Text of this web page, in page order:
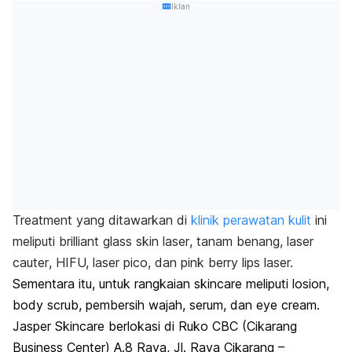
Iklan
Treatment yang ditawarkan di klinik perawatan kulit ini
meliputi brilliant glass skin laser, tanam benang, laser
cauter, HIFU, laser pico, dan pink berry lips laser.
Sementara itu, untuk rangkaian skincare meliputi losion,
body scrub, pembersih wajah, serum, dan eye cream.
Jasper Skincare berlokasi di Ruko CBC (Cikarang
Business Center) A.8 Raya, Jl. Raya Cikarang –